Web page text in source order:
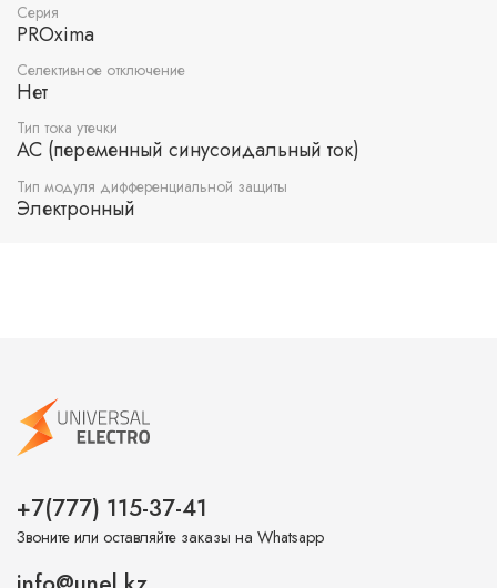
Серия
PROxima
Селективное отключение
Нет
Тип тока утечки
AC (переменный синусоидальный ток)
Тип модуля дифференциальной защиты
Электронный
+7(777) 115-37-41
Звоните или оставляйте заказы на Whatsapp